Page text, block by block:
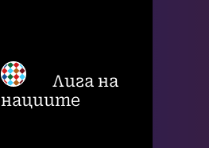
Лига на
нациите